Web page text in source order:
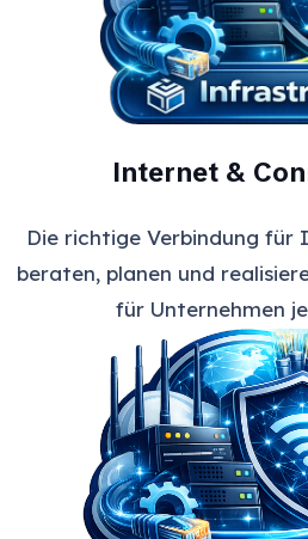
Internet &
Die richtige Verbindung für
beraten, planen und
für Unternehmen